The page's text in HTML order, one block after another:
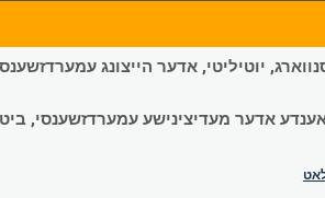
יוטיליטי, אדער הייצונג
אדער מעדיצינישע עמערדזשענסי, ביטע